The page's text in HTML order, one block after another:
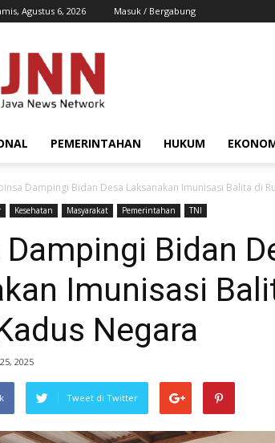
Agustus 6, 2026 Masuk / Bergabung
PEMERINTAHAN HUKUM
Dampingi Bidan Desa Laksanakan Imunisasi Balita di
Kesehatan Masyarakat Pemerintahan TNI
Bidan
Imunisasi
Negara
2025
Tweet di Twitter